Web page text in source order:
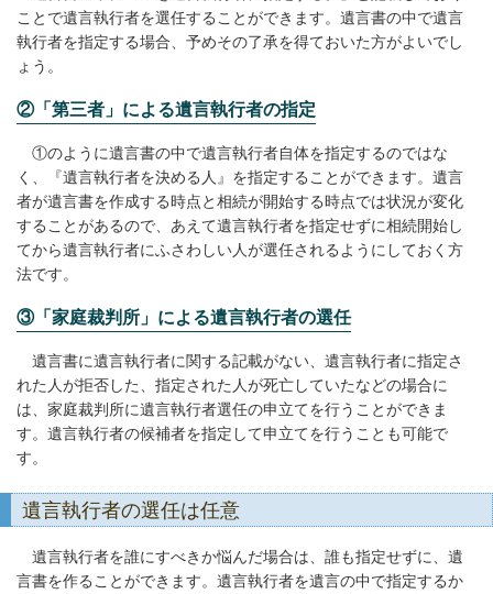
ことで遺言執行者を選任することができます。遺言書の中で遺言
執行者を指定する場合、予めその了承を得ておいた方がよいでし
ょう。
②「第三者」による遺言執行者の指定
①のように遺言書の中で遺言執行者自体を指定するのではな
く、『遺言執行者を決める人』を指定することができます。遺言
者が遺言書を作成する時点と相続が開始する時点では状況が変化
することがあるので、あえて遺言執行者を指定せずに相続開始し
てから遺言執行者にふさわしい人が選任されるようにしておく方
法です。
③「家庭裁判所」による遺言執行者の選任
遺言書に遺言執行者に関する記載がない、遺言執行者に指定さ
れた人が拒否した、指定された人が死亡していたなどの場合に
は、家庭裁判所に遺言執行者選任の申立てを行うことができま
す。遺言執行者の候補者を指定して申立てを行うことも可能で
す。
遺言執行者の選任は任意
遺言執行者を誰にすべきか悩んだ場合は、誰も指定せずに、遺
言書を作ることができます。遺言執行者を遺言の中で指定するか